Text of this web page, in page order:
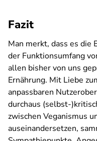
Fazit
Man merkt, dass es die
der Funktionsumfang
allen bisher von uns
Ernährung. Mit Liebe
anpassbaren
durchaus (selbst-
zwischen Veganismus
auseinandersetzen,